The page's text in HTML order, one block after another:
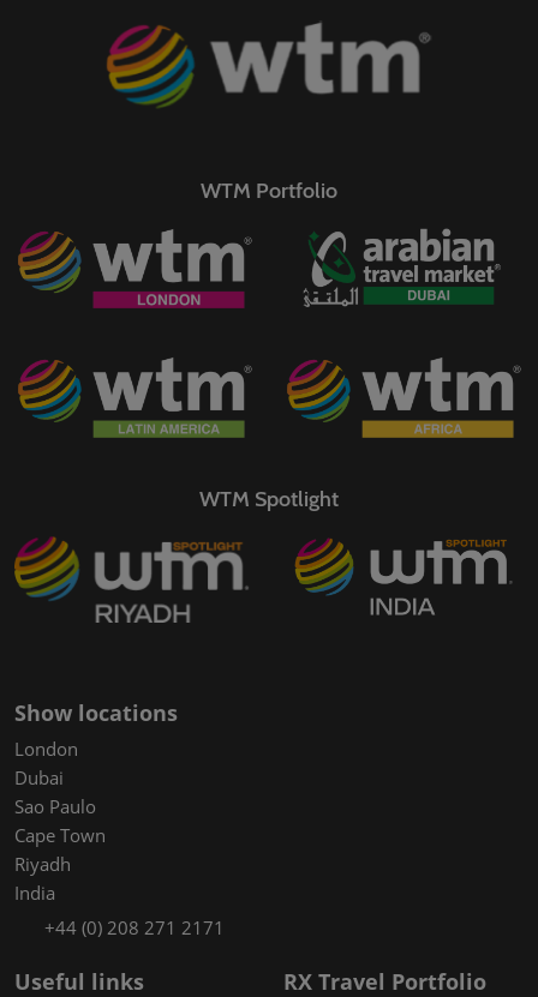
WTM Portfolio
WTM Spotlight
Show locations
London
Dubai
Sao Paulo
Cape Town
Riyadh
India
+44 (0) 208 271 2171
Useful links RX Travel Portfolio